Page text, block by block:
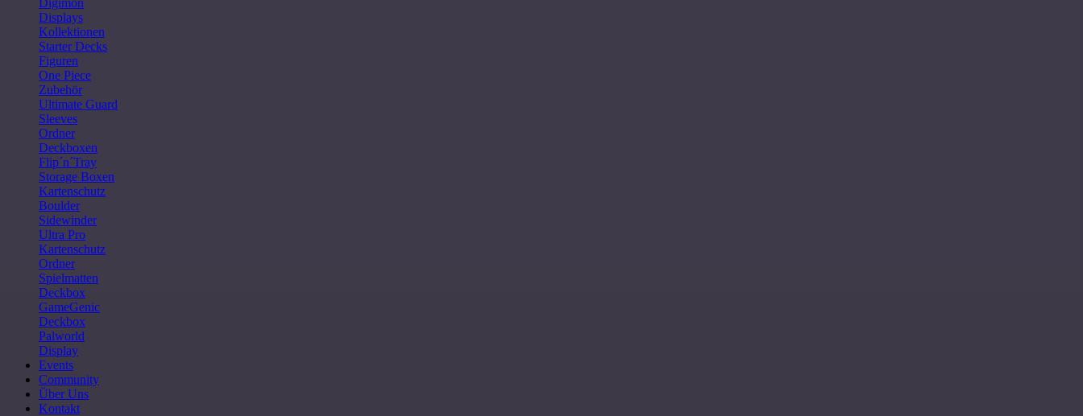
Digimon
Displays
Kollektionen
Starter Decks
Figuren
One Piece
Zubehör
Ultimate Guard
Sleeves
Ordner
Deckboxen
Flip´n´Tray
Storage Boxen
Kartenschutz
Boulder
Sidewinder
Ultra Pro
Kartenschutz
Ordner
Spielmatten
Deckbox
GameGenic
Deckbox
Palworld
Display
Events
Community
Über Uns
Kontakt